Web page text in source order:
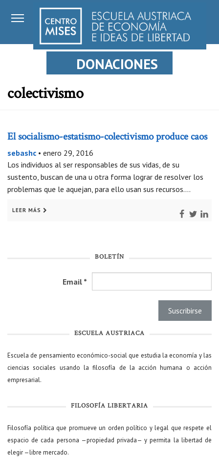
DONACIONES
colectivismo
El socialismo-estatismo-colectivismo produce caos
sebashc • enero 29, 2016
Los individuos al ser responsables de sus vidas, de su
sustento, buscan de una u otra forma lograr de resolver los
problemas que le aquejan, para ello usan sus recursos….
LEER MÁS
BOLETÍN
Email *
ESCUELA AUSTRIACA
Escuela de pensamiento económico-social que estudia la economía y las
ciencias sociales usando la filosofía de la acción humana o acción
empresarial.
FILOSOFÍA LIBERTARIA
Filosofía política que promueve un orden político y legal que respete el
espacio de cada persona —propiedad privada— y permita la libertad de
elegir —libre mercado.